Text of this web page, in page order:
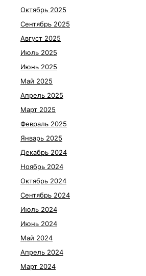
Октябрь 2025
Сентябрь 2025
Август 2025
Июль 2025
Июнь 2025
Май 2025
Апрель 2025
Март 2025
Февраль 2025
Январь 2025
Декабрь 2024
Ноябрь 2024
Октябрь 2024
Сентябрь 2024
Июль 2024
Июнь 2024
Май 2024
Апрель 2024
Март 2024